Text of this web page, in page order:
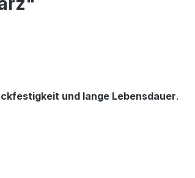
und lange Lebensdauer.